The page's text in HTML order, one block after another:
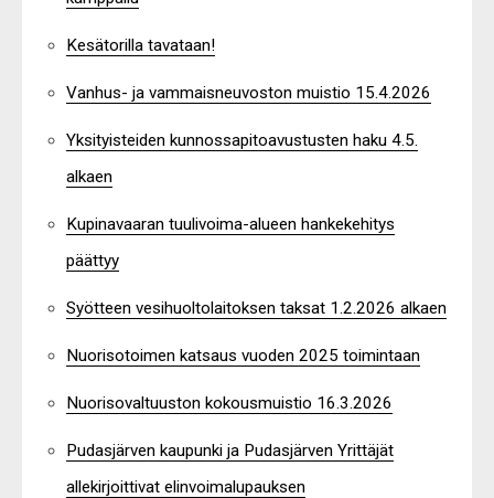
Kesätorilla tavataan!
Vanhus- ja vammaisneuvoston muistio 15.4.2026
Yksityisteiden kunnossapitoavustusten haku 4.5.
alkaen
Kupinavaaran tuulivoima-alueen hankekehitys
päättyy
Syötteen vesihuoltolaitoksen taksat 1.2.2026 alkaen
Nuorisotoimen katsaus vuoden 2025 toimintaan
Nuorisovaltuuston kokousmuistio 16.3.2026
Pudasjärven kaupunki ja Pudasjärven Yrittäjät
allekirjoittivat elinvoimalupauksen